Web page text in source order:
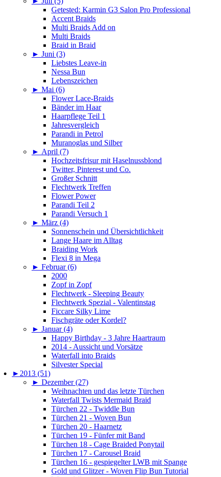
Getested: Karmin G3 Salon Pro Professional
Accent Braids
Multi Braids Add on
Multi Braids
Braid in Braid
► Juni (3)
Liebstes Leave-in
Nessa Bun
Lebenszeichen
► Mai (6)
Flower Lace-Braids
Bänder im Haar
Haarpflege Teil 1
Jahresvergleich
Parandi in Petrol
Muranoglas und Silber
► April (7)
Hochzeitsfrisur mit Haselnussblond
Twitter, Pinterest und Co.
Großer Schnitt
Flechtwerk Treffen
Flower Power
Parandi Teil 2
Parandi Versuch 1
► März (4)
Sonnenschein und Übersichtlichkeit
Lange Haare im Alltag
Braiding Work
Flexi 8 in Mega
► Februar (6)
2000
Zopf in Zopf
Flechtwerk - Sleeping Beauty
Flechtwerk Spezial - Valentinstag
Ficcare Silky Lime
Fischgräte oder Kordel?
► Januar (4)
Happy Birthday - 3 Jahre Haartraum
2014 - Aussicht und Vorsätze
Waterfall into Braids
Silvester Special
► 2013 (51)
► Dezember (27)
Weihnachten und das letzte Türchen
Waterfall Twists Mermaid Braid
Türchen 22 - Twiddle Bun
Türchen 21 - Woven Bun
Türchen 20 - Haarnetz
Türchen 19 - Fünfer mit Band
Türchen 18 - Cage Braided Ponytail
Türchen 17 - Carousel Braid
Türchen 16 - gespiegelter LWB mit Spange
Gold und Glitzer - Woven Flip Bun Tutorial